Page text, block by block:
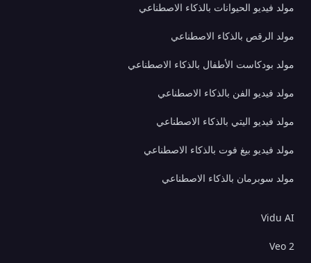
مولد فيديو الحيوانات بالذكاء الاصطناعي
مولد الرقص بالذكاء الاصطناعي
مولد بودكاست الأطفال بالذكاء الاصطناعي
مولد فيديو الفن بالذكاء الاصطناعي
مولد فيديو اليتي بالذكاء الاصطناعي
مولد فيديو بيغ فوت بالذكاء الاصطناعي
مولد سوبرمان بالذكاء الاصطناعي
Vidu AI
Veo 2